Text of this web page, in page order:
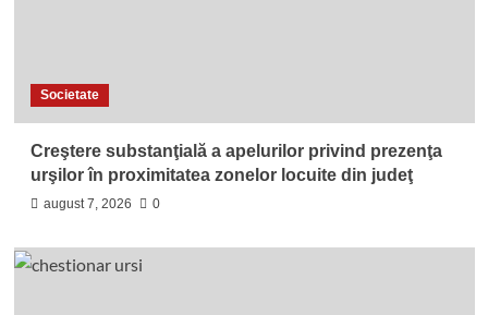
Societate
Creştere substanţială a apelurilor privind prezenţa
urşilor în proximitatea zonelor locuite din judeţ
august 7, 2026 0